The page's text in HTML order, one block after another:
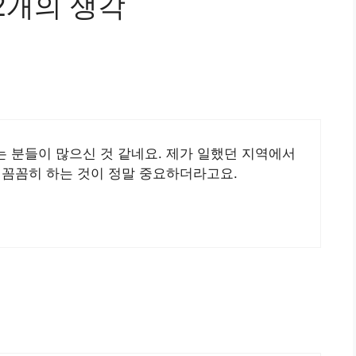
분들이 많으신 것 같네요. 제가 일했던 지역에서
꼼히 하는 것이 정말 중요하더라고요.